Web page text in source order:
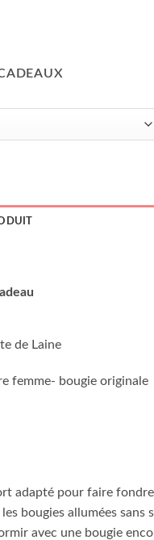
de Laine
femme- bougie originale
adapté pour faire
bougies allumées sans
avec une bougie